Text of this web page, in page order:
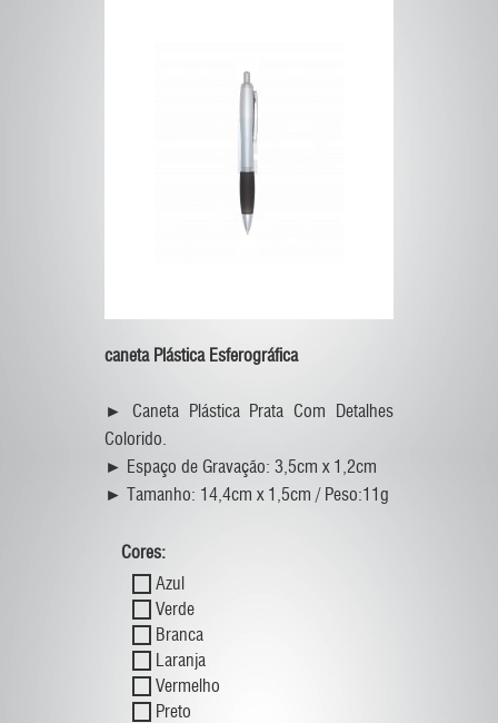
caneta Plástica Esferográfica
► Caneta Plástica Prata Com Detalhes
Colorido.
► Espaço de Gravação: 3,5cm x 1,2cm
► Tamanho: 14,4cm x 1,5cm / Peso:11g
Cores:
Azul
Verde
Branca
Laranja
Vermelho
Preto